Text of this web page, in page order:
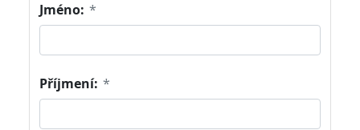
Jméno: *
Příjmení: *